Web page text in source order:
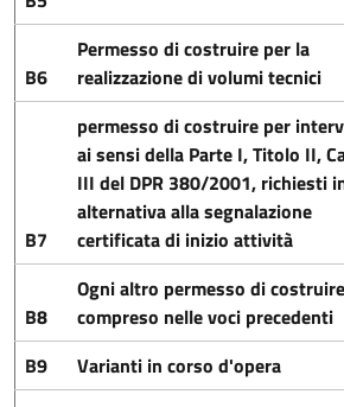
B6
Permesso di costruire per la
realizzazione di volumi tecnici
B7
permesso di costruire per
ai sensi della Parte I, Titolo II,
III del DPR 380/2001, richiesti
alternativa alla segnalazione
certificata di inizio attività
B8
Ogni altro permesso di
compreso nelle voci precedenti
B9
Varianti in corso d'opera